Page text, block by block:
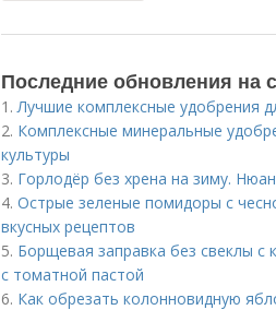
Последние обновления на
1.Лучшие комплексные удобрения
2. Комплексные минеральные
культуры
3. Горлодёр без хрена на зиму.
4. Острые зеленые помидоры с
вкусных рецептов
5. Борщевая заправка без свеклы с
с томатной пастой
6. Как обрезать колонновидную